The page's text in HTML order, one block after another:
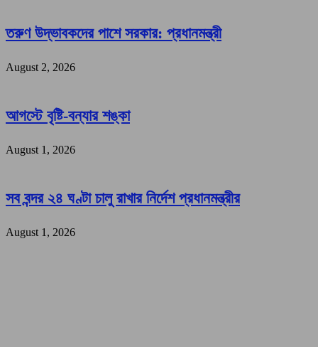
তরুণ উদ্ভাবকদের পাশে সরকার: প্রধানমন্ত্রী
August 2, 2026
আগস্টে বৃষ্টি-বন্যার শঙ্কা
August 1, 2026
সব বন্দর ২৪ ঘণ্টা চালু রাখার নির্দেশ প্রধানমন্ত্রীর
August 1, 2026